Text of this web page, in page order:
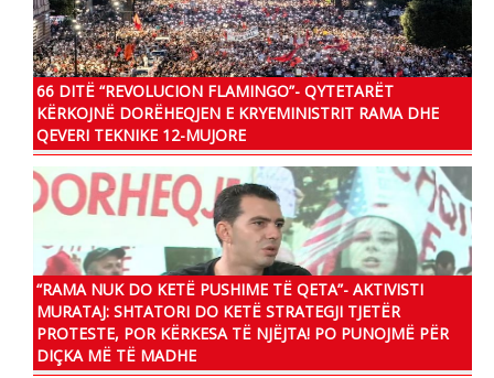
66 DITË “REVOLUCION FLAMINGO”- QYTETARËT
KËRKOJNË DORËHEQJEN E KRYEMINISTRIT RAMA DHE
QEVERI TEKNIKE 12-MUJORE
“RAMA NUK DO KETË PUSHIME TË QETA”- AKTIVISTI
MURATAJ: SHTATORI DO KETË STRATEGJI TJETËR
PROTESTE, POR KËRKESA TË NJËJTA! PO PUNOJMË PËR
DIÇKA MË TË MADHE